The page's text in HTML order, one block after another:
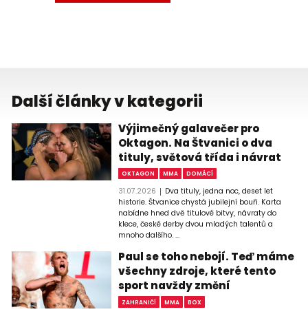
Další články v kategorii
Výjimečný galavečer pro
Oktagon. Na Štvanici o dva
tituly, světová třída i návrat
OKTAGON MMA DOMÁCÍ
31.07.2026
Dva tituly, jedna noc, deset let
historie. Štvanice chystá jubilejní bouři. Karta
nabídne hned dvě titulové bitvy, návraty do
klece, české derby dvou mladých talentů a
mnoho dalšího. ...
Paul se toho nebojí. Teď máme
všechny zdroje, které tento
sport navždy změní
ZAHRANIČÍ MMA BOX